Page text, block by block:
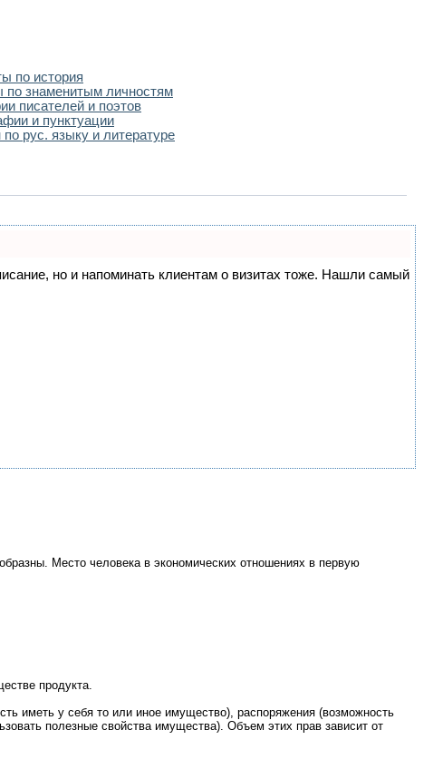
по история
по знаменитым личностям
писателей и поэтов
и пунктуации
рус. языку и литературе
но и напоминать клиентам о визитах тоже. Нашли самый
Место человека в экономических отношениях в первую
продукта.
иметь у себя то или иное имущество), распоряжения (возможность
полезные свойства имущества). Объем этих прав зависит от